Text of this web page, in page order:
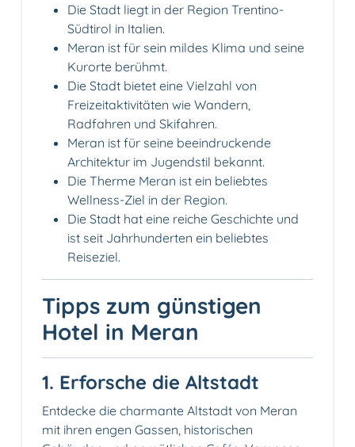
Die Stadt liegt in der Region Trentino-
Südtirol in Italien.
Meran ist für sein mildes Klima und seine
Kurorte berühmt.
Die Stadt bietet eine Vielzahl von
Freizeitaktivitäten wie Wandern,
Radfahren und Skifahren.
Meran ist für seine beeindruckende
Architektur im Jugendstil bekannt.
Die Therme Meran ist ein beliebtes
Wellness-Ziel in der Region.
Die Stadt hat eine reiche Geschichte und
ist seit Jahrhunderten ein beliebtes
Reiseziel.
Tipps zum günstigen
Hotel in Meran
1. Erforsche die Altstadt
Entdecke die charmante Altstadt von Meran
mit ihren engen Gassen, historischen